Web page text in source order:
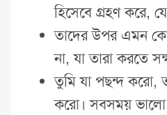
হিসেবে গ্রহণ করে,
তাদের উপর এমন
না, যা তারা করতে
তুমি যা পছন্দ করো,
করো। সবসময়